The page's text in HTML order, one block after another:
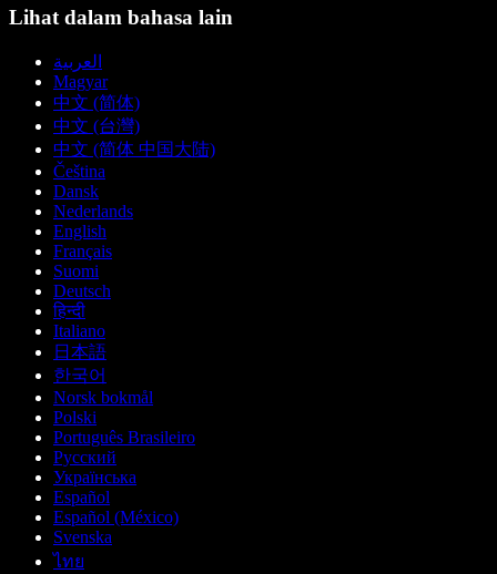
Lihat dalam bahasa lain
العربية
Magyar
中文 (简体)
中文 (台灣)
中文 (简体 中国大陆)
Čeština
Dansk
Nederlands
English
Français
Suomi
Deutsch
हिन्दी
Italiano
日本語
한국어
Norsk bokmål
Polski
Português Brasileiro
Русский
Українська
Español
Español (México)
Svenska
ไทย